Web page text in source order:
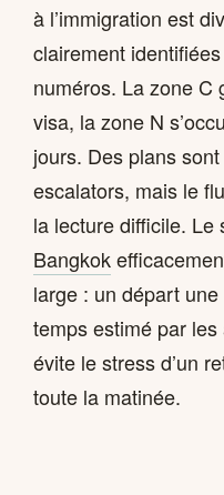
à l’immigration est
clairement
numéros. La zone C
visa, la zone N
jours. Des plans
escalators, mais le
la lecture difficile. Le
Bangkok
large : un départ
temps estimé par
évite le stress d’un
toute la matinée.